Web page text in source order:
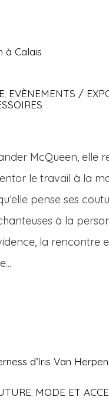
à Calais
, EVÈNEMENTS /
McQueen, elle
le travail à la
pense ses
à la
la rencontre
d’Iris Van Herpen
, MODE ET